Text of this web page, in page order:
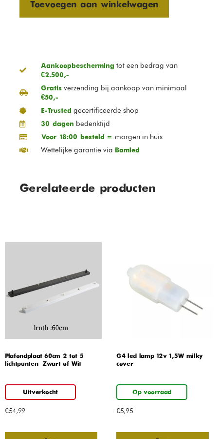
Toevoegen aan winkelwagen
Aankoopbescherming tot een bedrag van
€2.500,-
Gratisverzending bij aankoop van minimaal
€50,-
E-Trusted gecertificeerde shop
30 dagen bedenktijd
Voor 18:00 besteld = morgen in huis
Wettelijke garantie via Bamled
Gerelateerde producten
Plafondplaat 60cm 2 tot 5
lichtpunten – Zwart of Wit
Uitverkocht
€54,99
G4 led lamp 12v 1,5W milky
cover
Op voorraad
€5,95